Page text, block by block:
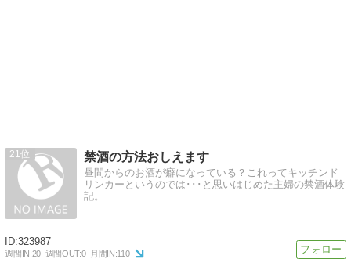
21 禁酒の方法おしえます
昼間からのお酒が癖になっている？これってキッチンド
リンカーというのでは･･･と思いはじめた主婦の禁酒体験
記。
323987
週間IN:20 週間OUT:0 月間IN:110